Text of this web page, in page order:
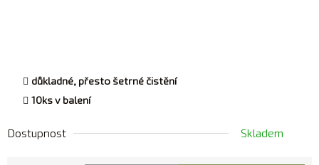
důkladné, přesto šetrné čistění
10ks v balení
Dostupnost Skladem